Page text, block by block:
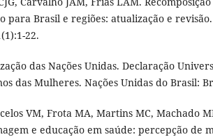
para Brasil e regiões: atualização e revisão.
22.
das Nações Unidas. Declaração
das Mulheres. Nações Unidas do Brasil:
VM, Frota MA, Martins MC, Machado
e educação em saúde: percepção de